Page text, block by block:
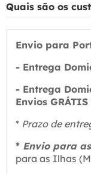
Quais são os
Envio para
- Entrega
- Entrega
Envios
* Prazo de
* Envio para
para as Ilhas